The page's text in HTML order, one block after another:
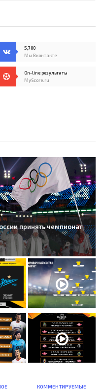
5,700
Мы Вконтакте
On-line результаты
MyScore.ru
принять чемпионат
КОММЕНТИРУЕМЫЕ